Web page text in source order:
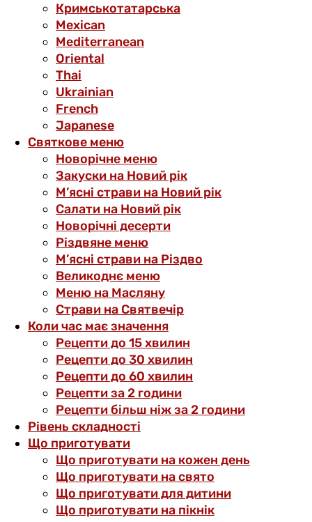
Кримськотатарська
Mexican
Mediterranean
Oriental
Thai
Ukrainian
French
Japanese
Святкове меню
Новорічне меню
Закуски на Новий рік
М’ясні страви на Новий рік
Салати на Новий рік
Новорічні десерти
Різдвяне меню
М’ясні страви на Різдво
Великоднє меню
Меню на Масляну
Страви на Святвечір
Коли час має значення
Рецепти до 15 хвилин
Рецепти до 30 хвилин
Рецепти до 60 хвилин
Рецепти за 2 години
Рецепти більш ніж за 2 години
Рівень складності
Що приготувати
Що приготувати на кожен день
Що приготувати на свято
Що приготувати для дитини
Що приготувати на пікнік